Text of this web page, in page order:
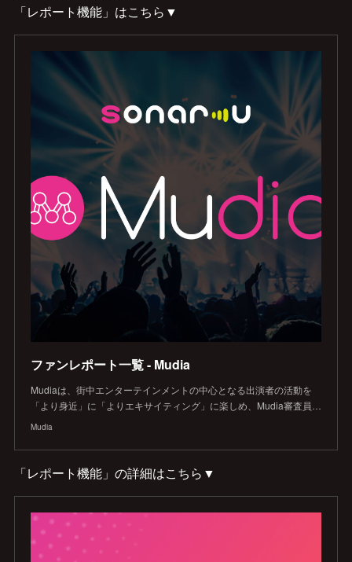
「レポート機能」はこちら▼
ファンレポート一覧 - Mudia
Mudiaは、街中エンターテインメントの中心となる出演者の活動を
「より身近」に「よりエキサイティング」に楽しめ、Mudia審査員…
Mudia
「レポート機能」の詳細はこちら▼